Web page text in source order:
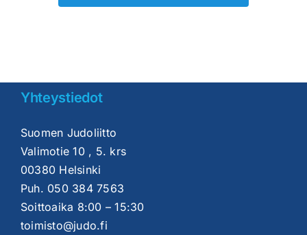
Yhteystiedot
Suomen Judoliitto
Valimotie 10 , 5. krs
00380 Helsinki
Puh. 050 384 7563
Soittoaika 8:00 – 15:30
toimisto@judo.fi